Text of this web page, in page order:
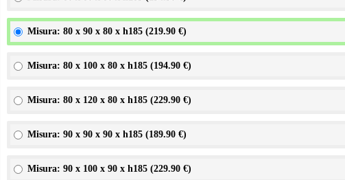
Misura: 80 x 90 x 80 x h185 (219.90 €)
Misura: 80 x 100 x 80 x h185 (194.90 €)
Misura: 80 x 120 x 80 x h185 (229.90 €)
Misura: 90 x 90 x 90 x h185 (189.90 €)
Misura: 90 x 100 x 90 x h185 (229.90 €)